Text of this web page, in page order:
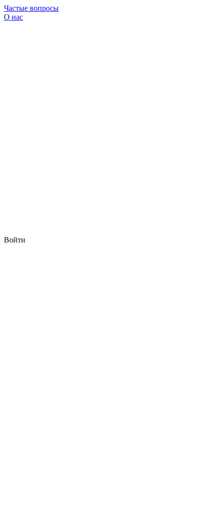
Частые вопросы
О нас
Войти